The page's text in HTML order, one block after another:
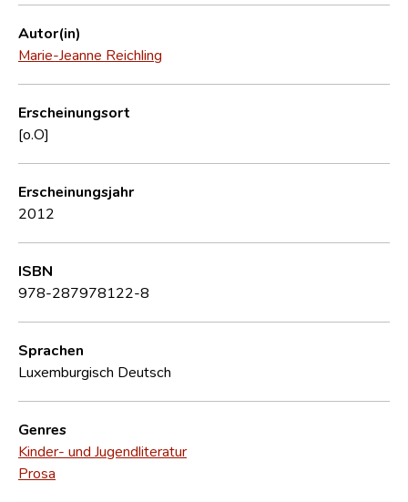
Forschungsgruppe
Kontakt
Autor(in)
Marie-Jeanne Reichling
Erscheinungsort
[o.O]
Erscheinungsjahr
2012
ISBN
978-287978122-8
Sprachen
Luxemburgisch Deutsch
Genres
Kinder- und Jugendliteratur
Prosa